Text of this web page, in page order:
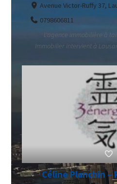
Avenue Victor-Ruffy 37,
0798606811
L'agence immobilière à
Immobilier intervient à
Céline Planchin